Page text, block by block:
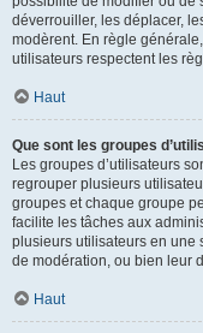
déverrouiller, les déplacer,
modèrent. En règle
utilisateurs respectent les
Haut
Que sont les groupes
Les groupes d’utilisateurs
regrouper plusieurs
groupes et chaque groupe
facilite les tâches aux
plusieurs utilisateurs en une
de modération, ou bien leur
Haut